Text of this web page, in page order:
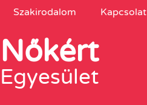
Szakirodalom Kapcsolat
Nőkért
Egyesület